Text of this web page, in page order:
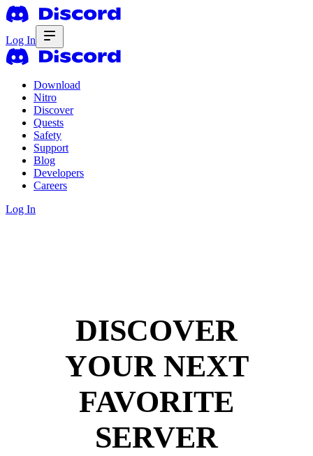
Log In
Download
Nitro
Discover
Quests
Safety
Support
Blog
Developers
Careers
Log In
DISCOVER
YOUR NEXT
FAVORITE
SERVER